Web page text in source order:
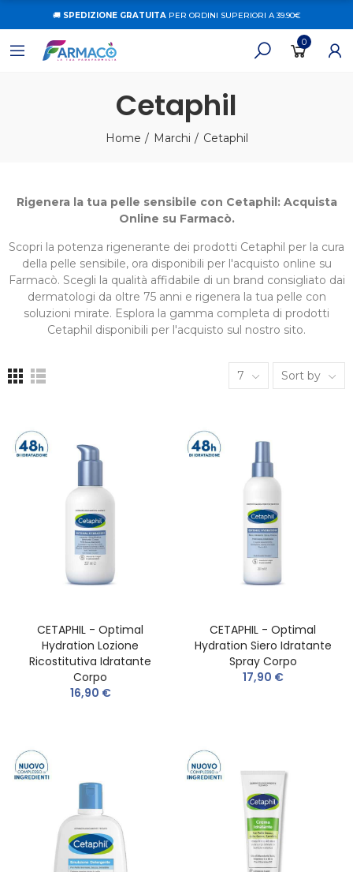
🚚 SPEDIZIONE GRATUITAPER ORDINI SUPERIORI A 39.90€
0
Cetaphil
Home Marchi Cetaphil
Rigenera la tua pelle sensibile con Cetaphil: Acquista
Online su Farmacò.
Scopri la potenza rigenerante dei prodotti Cetaphil per la cura
della pelle sensibile, ora disponibili per l'acquisto online su
Farmacò. Scegli la qualità affidabile di un brand consigliato dai
dermatologi da oltre 75 anni e rigenera la tua pelle con
soluzioni mirate. Esplora la gamma completa di prodotti
Cetaphil disponibili per l'acquisto sul nostro sito.
7 Sort by
CETAPHIL - Optimal
Hydration Lozione
Ricostitutiva Idratante
Corpo
16,90 €
CETAPHIL - Optimal
Hydration Siero Idratante
Spray Corpo
17,90 €